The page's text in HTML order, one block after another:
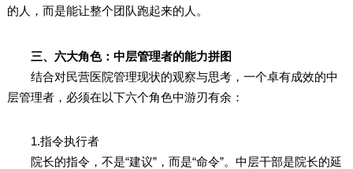
的人，而是能让整个团队跑起来的人。
三、六大角色：中层管理者的能力拼图
结合对民营医院管理现状的观察与思考，一个卓有成效的中
层管理者，必须在以下六个角色中游刃有余：
1.指令执行者
院长的指令，不是“建议”，而是“命令”。中层干部是院长的延